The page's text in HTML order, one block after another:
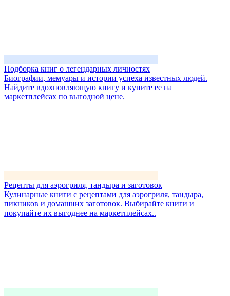
Подборка книг о легендарных личностях
Биографии, мемуары и истории успеха известных людей.
Найдите вдохновляющую книгу и купите ее на
маркетплейсах по выгодной цене.
Рецепты для аэрогриля, тандыра и заготовок
Кулинарные книги с рецептами для аэрогриля, тандыра,
пикников и домашних заготовок. Выбирайте книги и
покупайте их выгоднее на маркетплейсах..